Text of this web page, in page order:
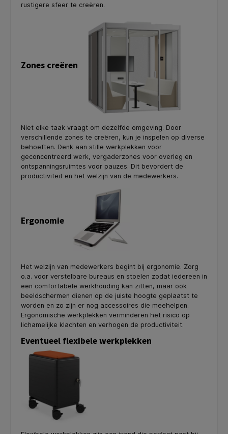
rustigere sfeer te creëren.
Zones creëren
Niet elke taak vraagt om dezelfde omgeving. Door
verschillende zones te creëren, kun je inspelen op diverse
behoeften. Denk aan stille werkplekken voor
geconcentreerd werk, vergaderzones voor overleg en
ontspanningsruimtes voor pauzes. Dit bevordert de
productiviteit en het welzijn van de medewerkers.
Ergonomie
Het welzijn van medewerkers begint bij ergonomie. Zorg
o.a. voor verstelbare bureaus en stoelen zodat iedereen in
een comfortabele werkhouding kan zitten, maar ook
beeldschermen dienen op de juiste hoogte geplaatst te
worden en zo zijn er nog accessoires die meehelpen.
Ergonomische werkplekken verminderen het risico op
lichamelijke klachten en verhogen de productiviteit.
Eventueel flexibele werkplekken